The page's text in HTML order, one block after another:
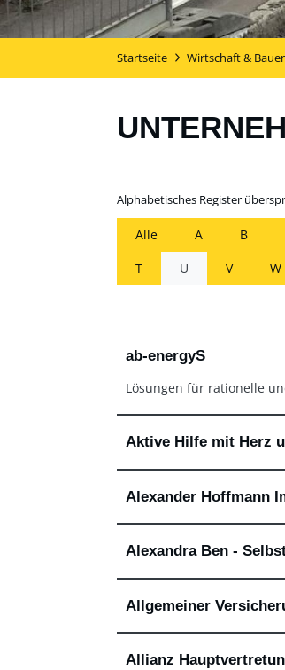
Startseite Wirtschaft &
Alphabetisches Register
Alle A B
T
U V W
ab-energyS
Lösungen für rationelle
Aktive Hilfe mit Herz
Alexander Hoffmann
Alexandra Ben -
Allgemeiner
Allianz